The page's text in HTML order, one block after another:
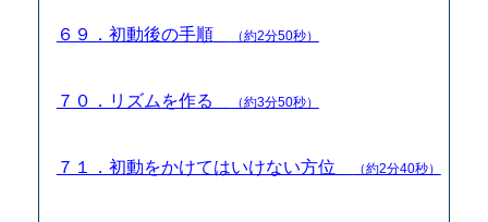
６９．初動後の手順 （約2分50秒）
７０．リズムを作る （約3分50秒）
７１．初動をかけてはいけない方位 （約2分40秒）